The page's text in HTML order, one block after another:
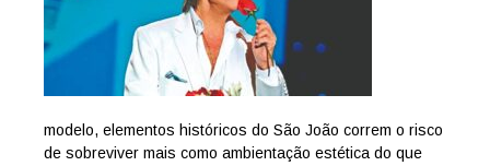
modelo, elementos históricos do São João correm o risco
de sobreviver mais como ambientação estética do que